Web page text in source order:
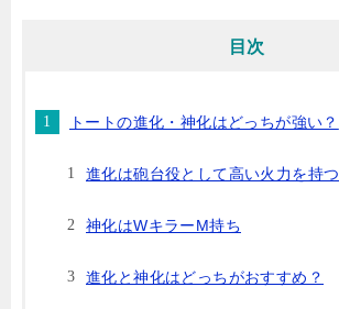
目次
トートの進化・神化はどっちが強い？
進化は砲台役として高い火力を持つ
神化はWキラーM持ち
進化と神化はどっちがおすすめ？